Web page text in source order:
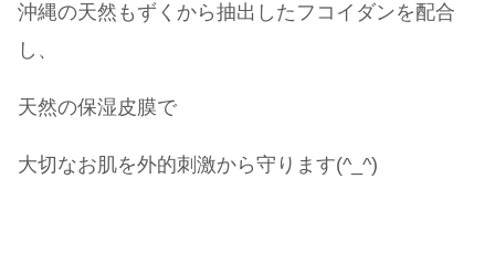
沖縄の天然もずくから抽出したフコイダンを配合
し、
天然の保湿皮膜で
大切なお肌を外的刺激から守ります(^_^)